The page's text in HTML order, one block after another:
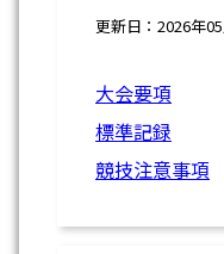
更新日：2026年
大会要項
標準記録
競技注意事項